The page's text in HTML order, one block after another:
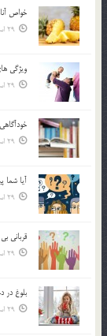
خواص
29 اسفند 03
ويژگي
29 اسفند 03
29 اسفند 03
آیا شما
29 اسفند 03
قرباني
29 اسفند 03
بلوغ در
29 اسفند 03